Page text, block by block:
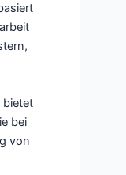
bietet
bei
von